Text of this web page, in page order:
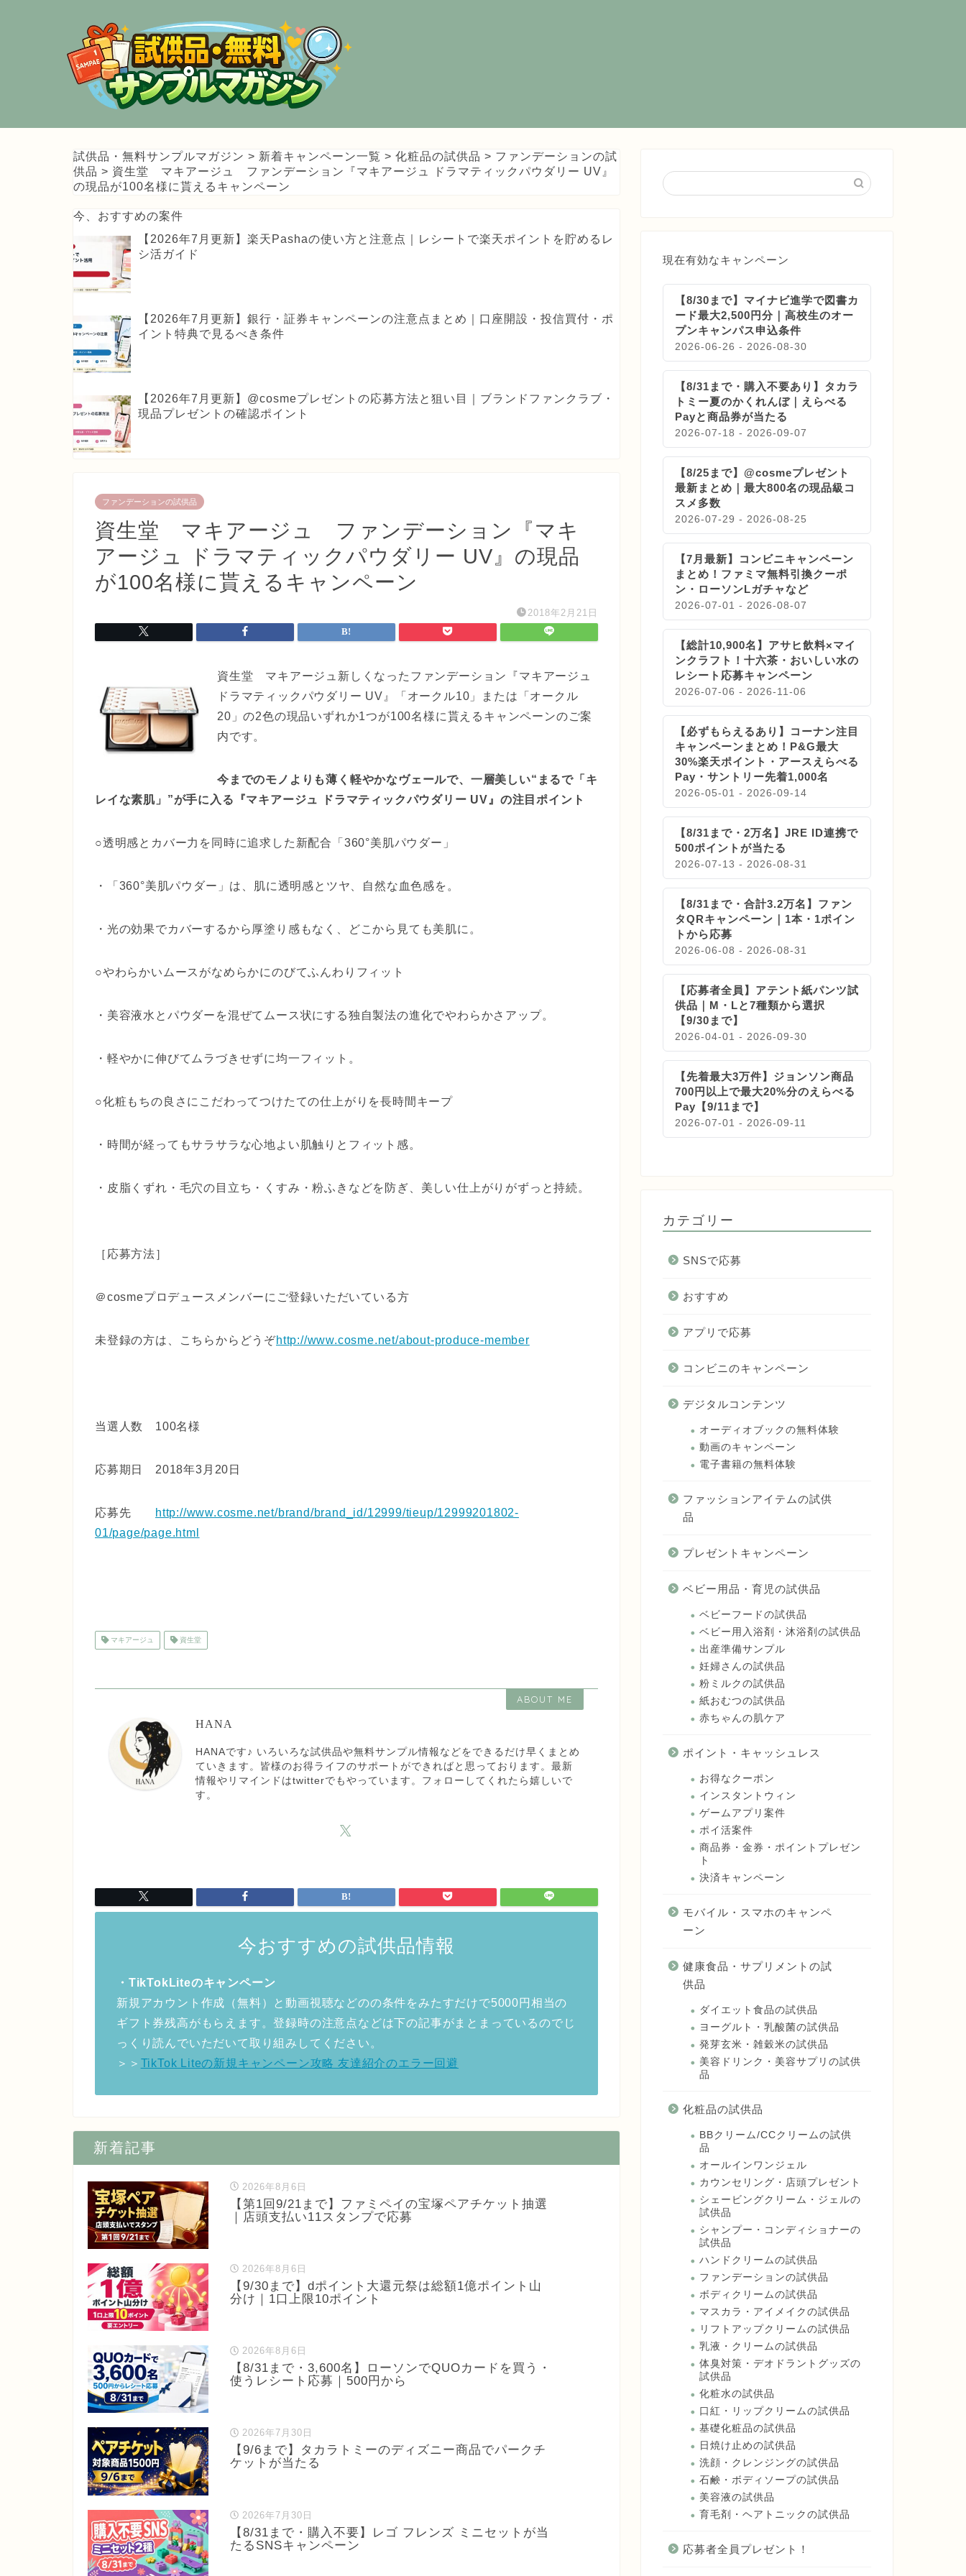
試供品・無料サンプルマガジン > 新着キャンペーン一覧 > 化粧品の試供品 > ファンデーションの試
供品 > 資生堂 マキアージュ ファンデーション『マキアージュ ドラマティックパウダリー UV』
の現品が100名様に貰えるキャンペーン
今、おすすめの案件
【2026年7月更新】楽天Pashaの使い方と注意点｜レシートで楽天ポイントを貯めるレ
シ活ガイド
【2026年7月更新】銀行・証券キャンペーンの注意点まとめ｜口座開設・投信買付・ポ
イント特典で見るべき条件
【2026年7月更新】@cosmeプレゼントの応募方法と狙い目｜ブランドファンクラブ・
現品プレゼントの確認ポイント
ファンデーションの試供品
資生堂 マキアージュ ファンデーション『マキ
アージュ ドラマティックパウダリー UV』の現品
が100名様に貰えるキャンペーン
2018年2月21日
資生堂 マキアージュ新しくなったファンデーション『マキアージュ
ドラマティックパウダリー UV』「オークル10」または「オークル
20」の2色の現品いずれか1つが100名様に貰えるキャンペーンのご案
内です。
今までのモノよりも薄く軽やかなヴェールで、一層美しい“まるで「キ
レイな素肌」”が手に入る『マキアージュ
ドラマティックパウダリー UV 』の注目ポイント
○透明感とカバー力を同時に追求した新配合「360°美肌パウダー」
・「360°美肌パウダー」は、肌に透明感とツヤ、自然な血色感を。
・光の効果でカバーするから厚塗り感もなく、どこから見ても美肌に。
○やわらかいムースがなめらかにのびてふんわりフィット
・美容液水とパウダーを混ぜてムース状にする独自製法の進化でやわらかさアップ。
・軽やかに伸びてムラづきせずに均一フィット。
○化粧もちの良さにこだわってつけたての仕上がりを長時間キープ
・時間が経ってもサラサラな心地よい肌触りとフィット感。
・皮脂くずれ・毛穴の目立ち・くすみ・粉ふきなどを防ぎ、美しい仕上がりがずっと持続。
［応募方法］
＠cosmeプロデュースメンバーにご登録いただいている方
未登録の方は、こちらからどうぞhttp://www.cosme.net/about-produce-member
当選人数 100名様
応募期日 2018年3月20日
応募先
http://www.cosme.net/brand/brand_id/12999/tieup/12999201802-
01/page/page.html
マキアージュ 資生堂
ABOUT ME
HANA
HANAです♪ いろいろな試供品や無料サンプル情報などをできるだけ早くまとめ
ていきます。皆様のお得ライフのサポートができればと思っております。最新
情報やリマインドはtwitterでもやっています。フォローしてくれたら嬉しいで
す。
今おすすめの試供品情報
・TikTokLiteのキャンペーン
新規アカウント作成（無料）と動画視聴などのの条件をみたすだけで5000円相当の
ギフト券残高がもらえます。登録時の注意点などは下の記事がまとまっているのでじ
っくり読んでいただいて取り組みしてください。
＞＞ TikTok Liteの新規キャンペーン攻略 友達紹介のエラー回避
新着記事
2026年8月6日
【第1回9/21まで】ファミペイの宝塚ペアチケット抽選
｜店頭支払い11スタンプで応募
2026年8月6日
【9/30まで】dポイント大還元祭は総額1億ポイント山
分け｜1口上限10ポイント
2026年8月6日
【8/31まで・3,600名】ローソンでQUOカードを買う・
使うレシート応募｜500円から
2026年7月30日
【9/6まで】タカラトミーのディズニー商品でパークチ
ケットが当たる
2026年7月30日
【8/31まで・購入不要】レゴ フレンズ ミニセットが当
たるSNSキャンペーン
現在有効なキャンペーン
【8/30まで】マイナビ進学で図書カ
ード最大2,500円分｜高校生のオー
プンキャンパス申込条件
2026-06-26 - 2026-08-30
【8/31まで・購入不要あり】タカラ
トミー夏のかくれんぼ｜えらべる
Payと商品券が当たる
2026-07-18 - 2026-09-07
【8/25まで】@cosmeプレゼント
最新まとめ｜最大800名の現品級コ
スメ多数
2026-07-29 - 2026-08-25
【7月最新】コンビニキャンペーン
まとめ！ファミマ無料引換クーポ
ン・ローソンLガチャなど
2026-07-01 - 2026-08-07
【総計10,900名】アサヒ飲料×マイ
ンクラフト！十六茶・おいしい水の
レシート応募キャンペーン
2026-07-06 - 2026-11-06
【必ずもらえるあり】コーナン注目
キャンペーンまとめ！P&G最大
30%楽天ポイント・アースえらべる
Pay・サントリー先着1,000名
2026-05-01 - 2026-09-14
【8/31まで・2万名】JRE ID連携で
500ポイントが当たる
2026-07-13 - 2026-08-31
【8/31まで・合計3.2万名】ファン
タQRキャンペーン｜1本・1ポイン
トから応募
2026-06-08 - 2026-08-31
【応募者全員】アテント紙パンツ試
供品｜M・Lと7種類から選択
【9/30まで】
2026-04-01 - 2026-09-30
【先着最大3万件】ジョンソン商品
700円以上で最大20%分のえらべる
Pay【9/11まで】
2026-07-01 - 2026-09-11
カテゴリー
SNSで応募
おすすめ
アプリで応募
コンビニのキャンペーン
デジタルコンテンツ
オーディオブックの無料体験
動画のキャンペーン
電子書籍の無料体験
ファッションアイテムの試供
品
プレゼントキャンペーン
ベビー用品・育児の試供品
ベビーフードの試供品
ベビー用入浴剤・沐浴剤の試供品
出産準備サンプル
妊婦さんの試供品
粉ミルクの試供品
紙おむつの試供品
赤ちゃんの肌ケア
ポイント・キャッシュレス
お得なクーポン
インスタントウィン
ゲームアプリ案件
ポイ活案件
商品券・金券・ポイントプレゼン
ト
決済キャンペーン
モバイル・スマホのキャンペ
ーン
健康食品・サプリメントの試
供品
ダイエット食品の試供品
ヨーグルト・乳酸菌の試供品
発芽玄米・雑穀米の試供品
美容ドリンク・美容サプリの試供
品
化粧品の試供品
BBクリーム/CCクリームの試供
品
オールインワンジェル
カウンセリング・店頭プレゼント
シェービングクリーム・ジェルの
試供品
シャンプー・コンディショナーの
試供品
ハンドクリームの試供品
ファンデーションの試供品
ボディクリームの試供品
マスカラ・アイメイクの試供品
リフトアップクリームの試供品
乳液・クリームの試供品
体臭対策・デオドラントグッズの
試供品
化粧水の試供品
口紅・リップクリームの試供品
基礎化粧品の試供品
日焼け止めの試供品
洗顔・クレンジングの試供品
石鹸・ボディソープの試供品
美容液の試供品
育毛剤・ヘアトニックの試供品
応募者全員プレゼント！